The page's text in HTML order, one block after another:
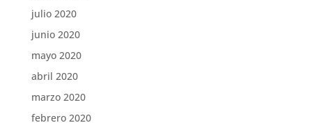
julio 2020
junio 2020
mayo 2020
abril 2020
marzo 2020
febrero 2020